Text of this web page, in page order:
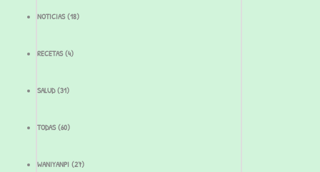
NOTICIAS(18)
RECETAS(4)
SALUD(31)
TODAS(60)
WANIYANPI (27)